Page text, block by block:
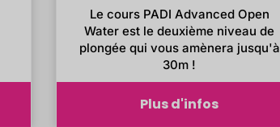
Le cours PADI Advanced Open
Water est le deuxième niveau de
plongée qui vous amènera jusqu'à
30m !
Plus d'infos